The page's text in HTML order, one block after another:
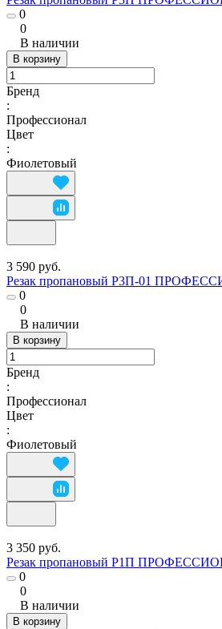
0
0
В наличии
В корзину
Бренд
:
Профессионал
Цвет
:
Фиолетовый
3 590 руб.
Резак пропановый Р3П-01
0
0
В наличии
В корзину
Бренд
:
Профессионал
Цвет
:
Фиолетовый
3 350 руб.
Резак пропановый Р1П
0
0
В наличии
В корзину